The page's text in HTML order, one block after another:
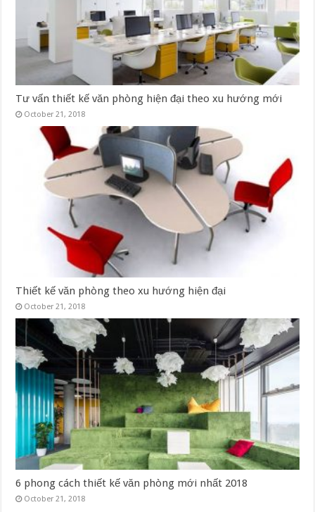
Tư vấn thiết kế văn phòng hiện đại theo xu hướng mới
October 21, 2018
Thiết kế văn phòng theo xu hướng hiện đại
October 21, 2018
6 phong cách thiết kế văn phòng mới nhất 2018
October 21, 2018